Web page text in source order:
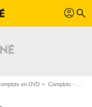
profil search
en DVD Complots - DVD Zone 1